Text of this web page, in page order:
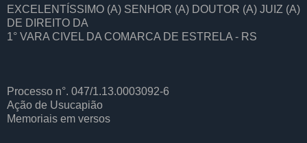
EXCELENTÍSSIMO (A) SENHOR (A) DOUTOR (A) JUIZ (A)
DE DIREITO DA
1° VARA CIVEL DA COMARCA DE ESTRELA - RS
Processo n°. 047/1.13.0003092-6
Ação de Usucapião
Memoriais em versos